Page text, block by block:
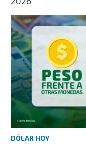
DÓLAR HOY